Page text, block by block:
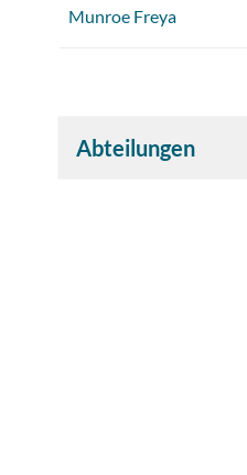
Munroe Freya
Abteilungen